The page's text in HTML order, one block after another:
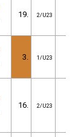
19. 2/U23
3. 1/U23
16. 2/U23